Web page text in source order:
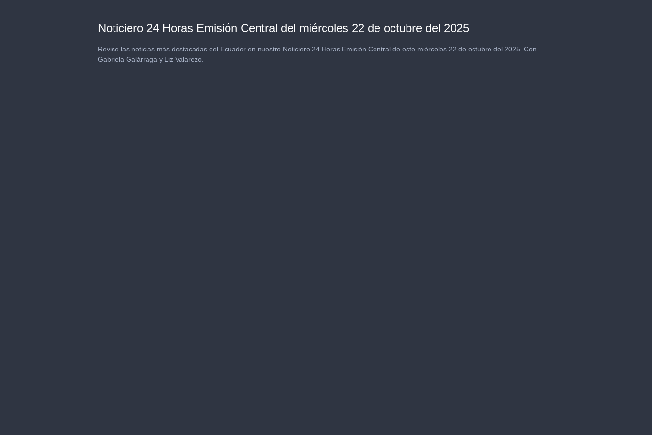
Noticiero 24 Horas Emisión Central del miércoles 22 de octubre del 2025
Revise las noticias más destacadas del Ecuador en nuestro Noticiero 24 Horas Emisión Central de este miércoles 22 de octubre del 2025. Con
Gabriela Galárraga y Liz Valarezo.